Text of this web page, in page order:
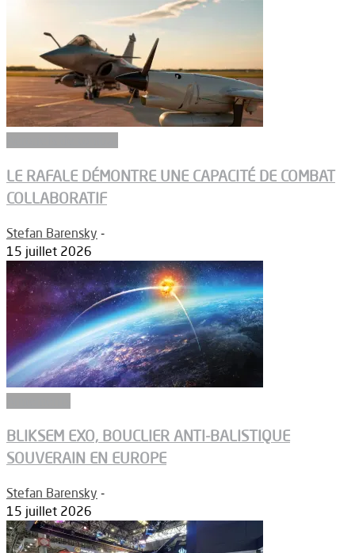
LE RAFALE DÉMONTRE UNE CAPACITÉ DE COMBAT
COLLABORATIF
Stefan Barensky -
15 juillet 2026
BLIKSEM EXO, BOUCLIER ANTI-BALISTIQUE
SOUVERAIN EN EUROPE
Stefan Barensky -
15 juillet 2026